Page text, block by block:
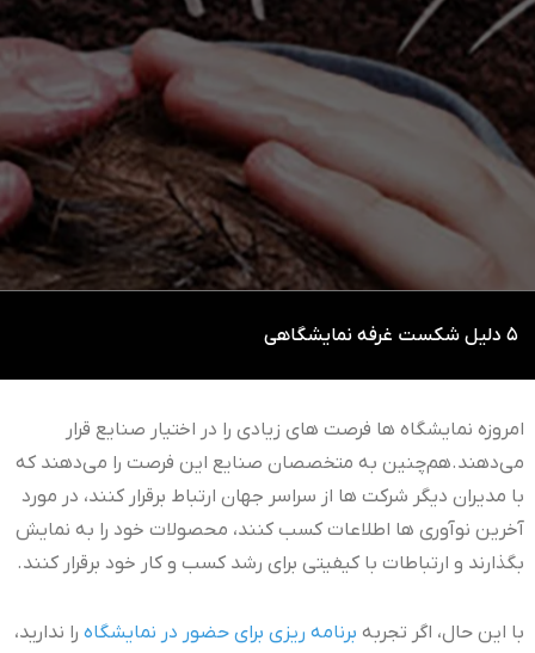
5 دلیل شکست غرفه نمایشگاهی
امروزه نمایشگاه ها فرصت های زیادی را در اختیار صنایع قرار
می‌دهند.هم‌چنین به متخصصان صنایع این فرصت را می‌دهند که
با مدیران دیگر شرکت ها از سراسر جهان ارتباط برقرار کنند، در مورد
آخرین نوآوری ها اطلاعات کسب کنند، محصولات خود را به نمایش
بگذارند و ارتباطات با کیفیتی برای رشد کسب و کار خود برقرار کنند.
با این حال، اگر تجربه برنامه ریزی برای حضور در نمایشگاهرا ندارید،